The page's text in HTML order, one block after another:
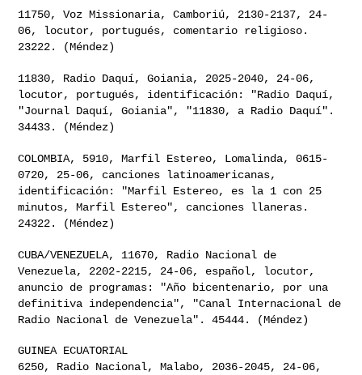
11750, Voz Missionaria, Camboriú, 2130-2137, 24-
06, locutor, portugués, comentario religioso.
23222. (Méndez)
11830, Radio Daquí, Goiania, 2025-2040, 24-06,
locutor, portugués, identificación: "Radio Daquí,
"Journal Daquí, Goiania", "11830, a Radio Daquí".
34433. (Méndez)
COLOMBIA, 5910, Marfil Estereo, Lomalinda, 0615-
0720, 25-06, canciones latinoamericanas,
identificación: "Marfil Estereo, es la 1 con 25
minutos, Marfil Estereo", canciones llaneras.
24322. (Méndez)
CUBA/VENEZUELA, 11670, Radio Nacional de
Venezuela, 2202-2215, 24-06, español, locutor,
anuncio de programas: "Año bicentenario, por una
definitiva independencia", "Canal Internacional de
Radio Nacional deVenezuela". 45444. (Méndez)
6250, Radio Nacional, Malabo, 2036-2045, 24-06,